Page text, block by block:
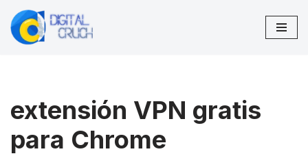
Saltar
extensión VPN gratis
para Chrome